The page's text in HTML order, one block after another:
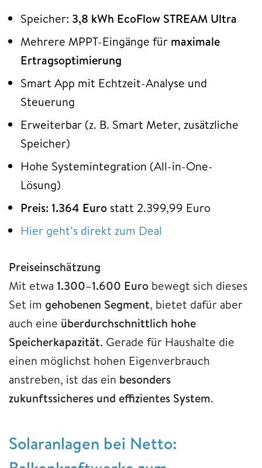
Speicher: 3,8 kWh EcoFlow STREAM Ultra
Mehrere MPPT-Eingänge für maximale
Ertragsoptimierung
Smart App mit Echtzeit-Analyse und
Steuerung
Erweiterbar (z. B. Smart Meter, zusätzliche
Speicher)
Hohe Systemintegration (All-in-One-
Lösung)
Preis: 1.364 Euro statt 2.399,99 Euro
Hier geht’s direkt zum Deal
Preiseinschätzung
Mit etwa 1.300–1.600 Euro bewegt sich dieses
Set im gehobenen Segment, bietet dafür aber
auch eine überdurchschnittlich hohe
Speicherkapazität. Gerade für Haushalte die
einen möglichst hohen Eigenverbrauch
anstreben, ist das ein besonders
zukunftssicheres und effizientes System.
Solaranlagen bei Netto: